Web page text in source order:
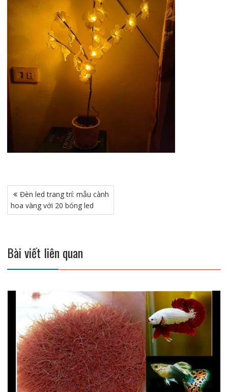
Điều
hướng
bài
Đèn led trang trí: mẫu cành
hoa vàng với 20 bóng led
Bài viết liên quan